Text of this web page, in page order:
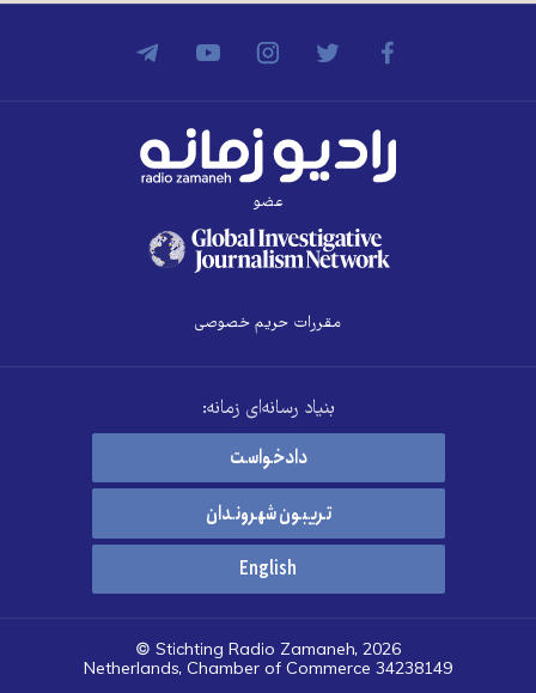
عضو
مقررات حریم خصوصی
بنیاد رسانه‌ای زمانه:
دادخواست
تریبون شهروندان
English
© Stichting Radio Zamaneh, 2026
Netherlands, Chamber of Commerce 34238149